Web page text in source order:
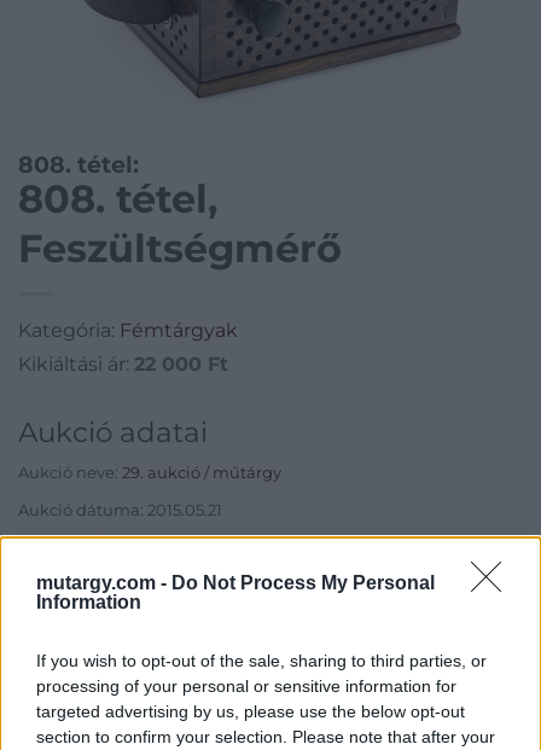
mutargy.com - Do Not Process My Personal
Information
If you wish to opt-out of the sale, sharing to third parties, or
processing of your personal or sensitive information for
targeted advertising by us, please use the below opt-out
section to confirm your selection. Please note that after your
808. tétel:
808. tétel,
Feszültségmérő
Kategória: Fémtárgyak
Kikiáltási ár: 22 000 Ft
Aukció adatai
Aukció neve: 29. aukció / műtárgy
Aukció dátuma: 2015.05.21
Aukció helye: Budapest, Biksady Galéria
Eladó adatai
Eladó:Biksady Galéria